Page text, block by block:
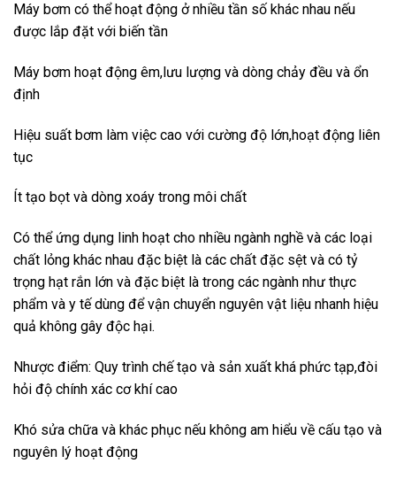
Máy bơm có thể hoạt động ở nhiều tần số khác nhau nếu
được lắp đặt với biến tần
Máy bơm hoạt động êm,lưu lượng và dòng chảy đều và ổn
định
Hiệu suất bơm làm việc cao với cường độ lớn,hoạt động liên
tục
Ít tạo bọt và dòng xoáy trong môi chất
Có thể ứng dụng linh hoạt cho nhiều ngành nghề và các loại
chất lỏng khác nhau đặc biệt là các chất đặc sệt và có tỷ
trọng hạt rắn lớn và đặc biệt là trong các ngành như thực
phẩm và y tế dùng để vận chuyển nguyên vật liệu nhanh hiệu
quả không gây độc hại.
Nhược điểm: Quy trình chế tạo và sản xuất khá phức tạp,đòi
hỏi độ chính xác cơ khí cao
Khó sửa chữa và khác phục nếu không am hiểu về cấu tạo và
nguyên lý hoạt động